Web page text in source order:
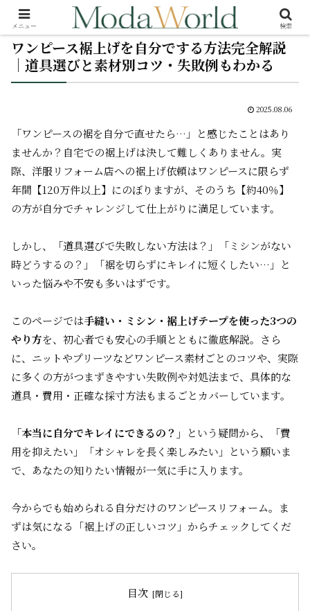
ワンピース裾上げを自分でする方法完全解説
｜道具選びと素材別コツ・失敗例もわかる
2025.08.06
「ワンピースの裾を自分で直せたら…」と感じたことはあり
ませんか？自宅での裾上げは決して難しくありません。実
際、洋服リフォーム店への裾上げ依頼はワンピースに限らず
年間【120万件以上】にのぼりますが、そのうち【約40％】
の方が自分でチャレンジして仕上がりに満足しています。
しかし、「道具選びで失敗しない方法は？」「ミシンがない
時どうするの？」「裾を切らずにキレイに短くしたい…」と
いった悩みや不安も多いはずです。
このページでは手縫い・ミシン・裾上げテープを使った3つの
やり方を、初心者でも安心の手順とともに徹底解説。さら
に、ニットやプリーツなどワンピース素材ごとのコツや、実際
に多くの方がつまずきやすい失敗例や対処法まで、具体的な
道具・費用・正確な採寸方法もまるごとカバーしています。
「本当に自分でキレイにできるの？」
という疑問から、「費
用を抑えたい」「オシャレを長く楽しみたい」という願いま
で、あなたの知りたい情報が一気に手に入ります。
今からでも始められる自分だけのワンピースリフォーム。ま
ずは気になる「裾上げの正しいコツ」からチェックしてくだ
さい。
目次
メニュー 検索